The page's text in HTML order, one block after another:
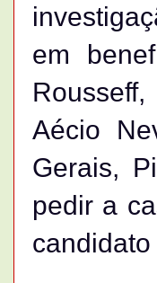
em
Aécio
Gerais,
pedir a